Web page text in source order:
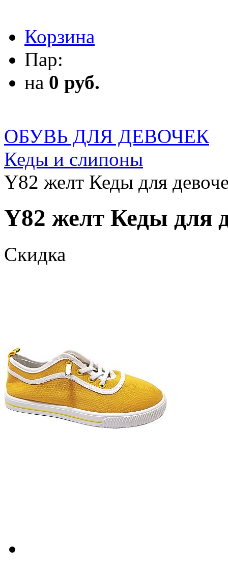
Корзина
Пар:
на 0 руб.
ОБУВЬ ДЛЯ ДЕВОЧЕК
Кеды и слипоны
Y82 желт Кеды для
Y82 желт Кеды для
Скидка